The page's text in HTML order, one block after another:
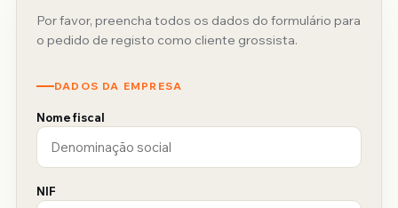
Por favor, preencha todos os dados do formulário para
o pedido de registo como cliente grossista.
DADOS DA EMPRESA
Nome fiscal
NIF